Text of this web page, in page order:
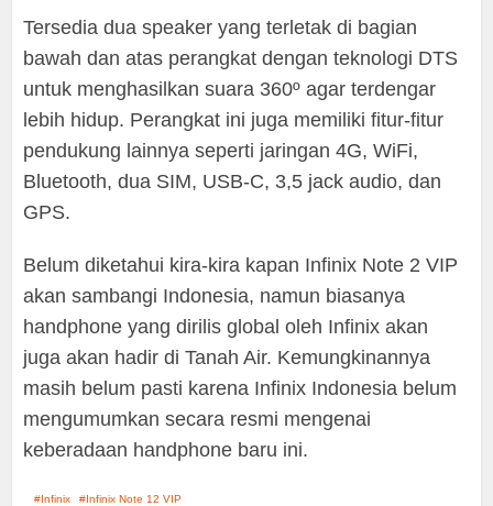
Tersedia dua speaker yang terletak di bagian
bawah dan atas perangkat dengan teknologi DTS
untuk menghasilkan suara 360º agar terdengar
lebih hidup. Perangkat ini juga memiliki fitur-fitur
pendukung lainnya seperti jaringan 4G, WiFi,
Bluetooth, dua SIM, USB-C, 3,5 jack audio, dan
GPS.
Belum diketahui kira-kira kapan Infinix Note 2 VIP
akan sambangi Indonesia, namun biasanya
handphone yang dirilis global oleh Infinix akan
juga akan hadir di Tanah Air. Kemungkinannya
masih belum pasti karena Infinix Indonesia belum
mengumumkan secara resmi mengenai
keberadaan handphone baru ini.
Infinix Infinix Note 12 VIP